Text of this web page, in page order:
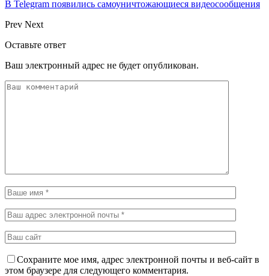
В Telegram появились самоуничтожающиеся видеосообщения
Prev Next
Оставьте ответ
Ваш электронный адрес не будет опубликован.
Сохраните мое имя, адрес электронной почты и веб-сайт в
этом браузере для следующего комментария.